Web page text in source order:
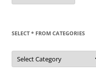
SELECT * FROM CATEGORIES
SELECT
FROM